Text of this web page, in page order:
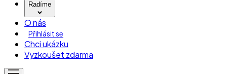
Radíme
O nás
Přihlásit se
Chci ukázku
Vyzkoušet zdarma